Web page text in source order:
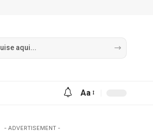
Aa
- ADVERTISEMENT -